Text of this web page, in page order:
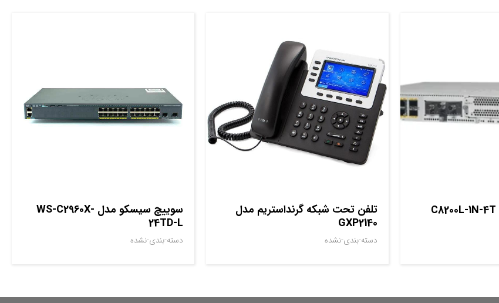
تلفن تحت شبکه گرنداستریم مدل
GXP2140
دسته-بندی-نشده
سوييچ سيسکو مدل WS-C2960X-
24TD-L
دسته-بندی-نشده